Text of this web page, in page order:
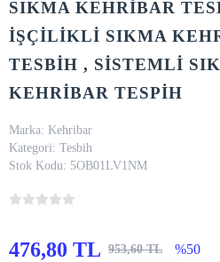
SIKMA KEHRİBAR
İŞÇİLİKLİ SIKMA
TESBİH , SİSTEMLİ
KEHRİBAR TESPİH
Marka: Kehribar
Kategori: Tesbih
Stok Kodu: 5OB01LV1NM
476,80 TL 953,60 TL %50